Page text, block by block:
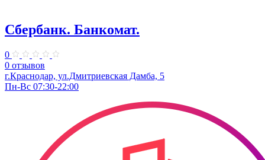
Сбербанк. Банкомат.
0
0 отзывов
г.Краснодар, ул.Дмитриевская Дамба, 5
Пн-Вс 07:30-22:00